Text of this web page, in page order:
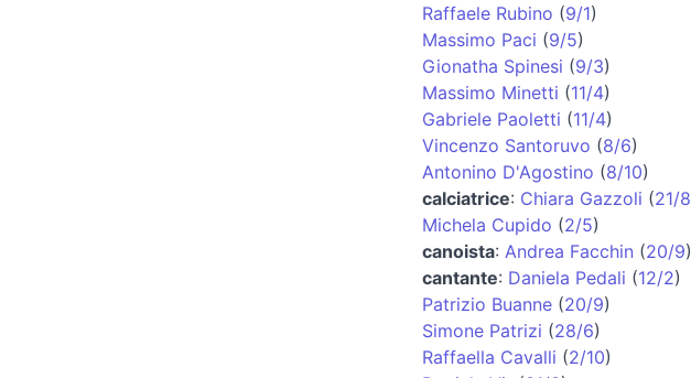
Raffaele Rubino (9/1)
Massimo Paci (9/5)
Gionatha Spinesi (9/3)
Massimo Minetti (11/4)
Gabriele Paoletti (11/4)
Vincenzo Santoruvo (8/6)
Antonino D'Agostino (8/10)
calciatrice: Chiara Gazzoli (21/8
Michela Cupido (2/5)
canoista: Andrea Facchin (20/9)
cantante: Daniela Pedali (12/2)
Patrizio Buanne(20/9)
Simone Patrizi (28/6)
Raffaella Cavalli (2/10)